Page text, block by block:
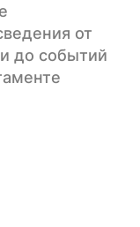
от
до событий